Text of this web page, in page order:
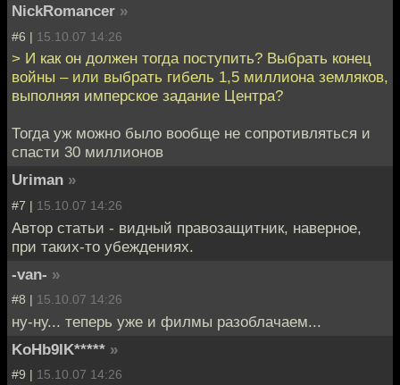
NickRomancer »
#6 | 15.10.07 14:26
> И как он должен тогда поступить? Выбрать конец
войны – или выбрать гибель 1,5 миллиона земляков,
выполняя имперское задание Центра?
Тогда уж можно было вообще не сопротивляться и
спасти 30 миллионов
Uriman »
#7 | 15.10.07 14:26
Автор статьи - видный правозащитник, наверное,
при таких-то убеждениях.
-van- »
#8 | 15.10.07 14:26
ну-ну... теперь уже и филмы разоблачаем...
KoHb9IK***** »
#9 | 15.10.07 14:26